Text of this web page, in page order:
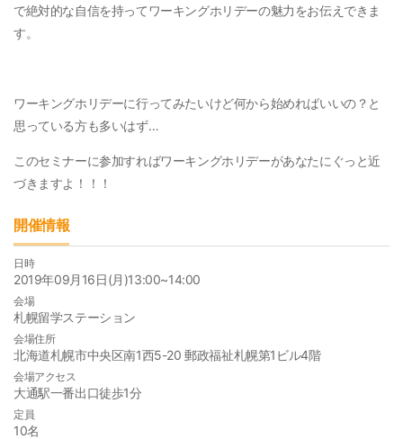
で絶対的な自信を持ってワーキングホリデーの魅力をお伝えできま
す。
ワーキングホリデーに行ってみたいけど何から始めればいいの？と
思っている方も多いはず…
このセミナーに参加すればワーキングホリデーがあなたにぐっと近
づきますよ！！！
開催情報
日時
2019年09月16日(月)13:00~14:00
会場
札幌留学ステーション
会場住所
北海道札幌市中央区南1西5-20 郵政福祉札幌第1ビル4階
会場アクセス
大通駅一番出口徒歩1分
定員
10名